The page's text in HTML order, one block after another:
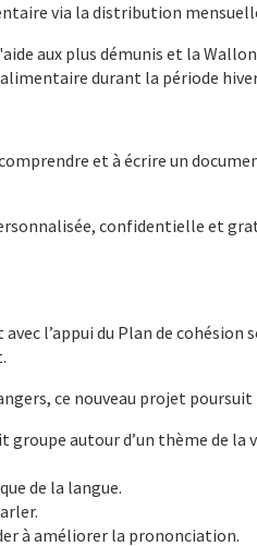
via la distribution
aux plus démunis et la
durant la période
et à écrire un
confidentielle et
l’appui du Plan de cohésion
ce nouveau projet
groupe autour d’un thème de
de la langue.
à améliorer la prononciation.